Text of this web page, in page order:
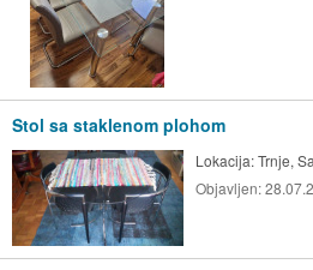
Stol sa staklenom plohom
Lokacija:Trnje,
Objavljen: